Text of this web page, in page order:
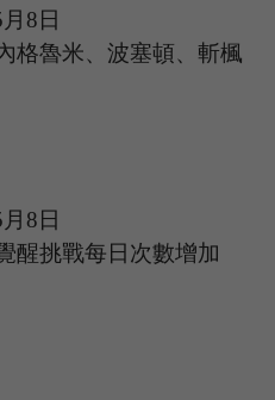
月 8日
格魯米、波塞頓、斬楓
月 8日
醒挑戰每日次數增加